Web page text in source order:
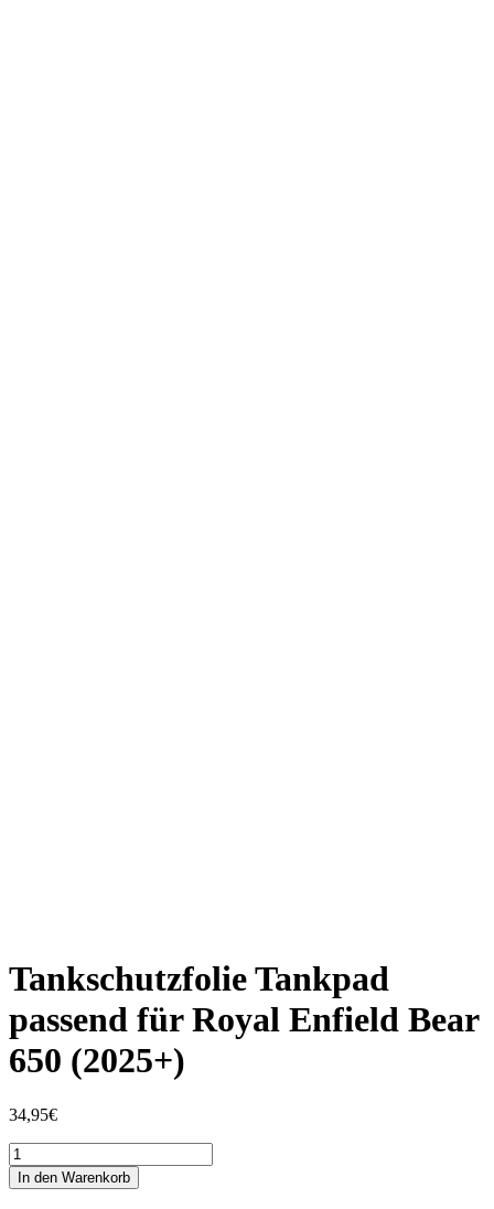
Tankschutzfolie Tankpad
passend für Royal Enfield Bear
650 (2025+)
34,95€
Tankschutzfolie
Tankpad
passend
In den Warenkorb